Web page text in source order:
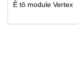
Ê tô module Vertex